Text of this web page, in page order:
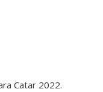
Catar 2022.